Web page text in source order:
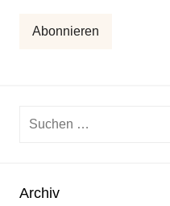
Abonnieren
Suchen
Archiv